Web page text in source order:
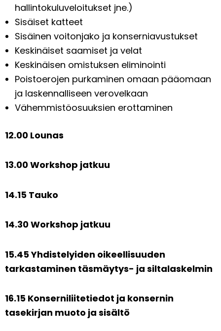
hallintokuluveloitukset jne.)
Sisäiset katteet
Sisäinen voitonjako ja konserniavustukset
Keskinäiset saamiset ja velat
Keskinäisen omistuksen eliminointi
Poistoerojen purkaminen omaan pääomaan
ja laskennalliseen verovelkaan
Vähemmistöosuuksien erottaminen
12.00 Lounas
13.00 Workshop jatkuu
14.15 Tauko
14.30 Workshop jatkuu
15.45 Yhdistelyiden oikeellisuuden
tarkastaminen täsmäytys- ja siltalaskelmin
16.15 Konserniliitetiedot ja konsernin
tasekirjan muoto ja sisältö